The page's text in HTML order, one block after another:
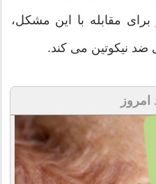
مقابله با این مشکل،
ضد نیکوتین می‏‏ کند.
امروز